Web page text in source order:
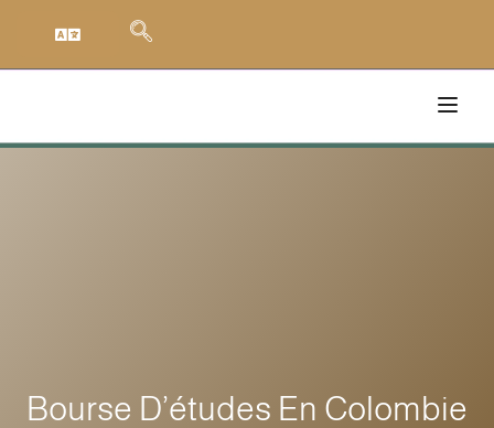
Bourse D’études En Colombie